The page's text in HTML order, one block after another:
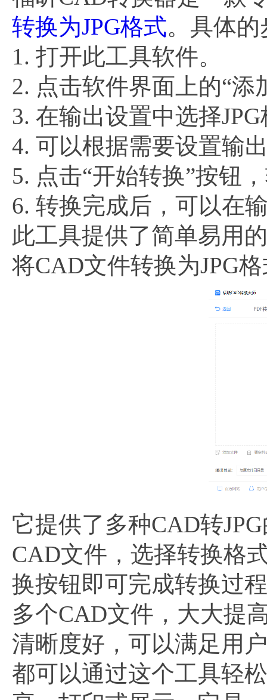
转换为JPG格式。具体
1. 打开此工具软件。
2. 点击软件界面上的“
3. 在输出设置中选择
4. 可以根据需要设置输
5. 点击“开始转换”按钮
6. 转换完成后，可以在
此工具提供了简单易用
将CAD文件转换为JPG
它提供了多种CAD转
CAD文件，选择转换格
换按钮即可完成转换过
多个CAD文件，大大提
清晰度好，可以满足用
都可以通过这个工具轻